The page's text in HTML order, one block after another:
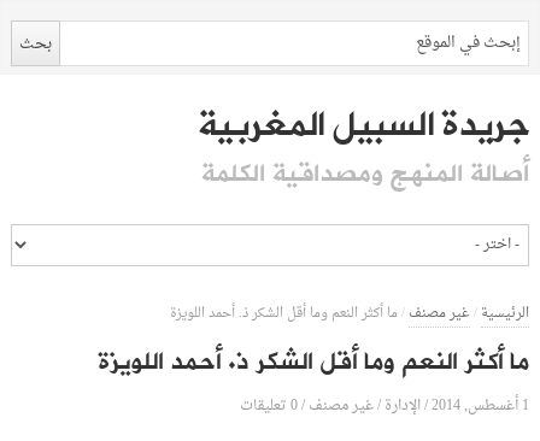
جريدة السبيل المغربية
أصالة المنهج ومصداقية الكلمة
الرئيسية/غير مصنف/ما أكثر النعم وما أقل الشكر ذ. أحمد اللويزة
ما أكثر النعم وما أقل الشكر ذ. أحمد اللويزة
1 أغسطس, 2014 /الإدارة/غير مصنف/0 تعليقات